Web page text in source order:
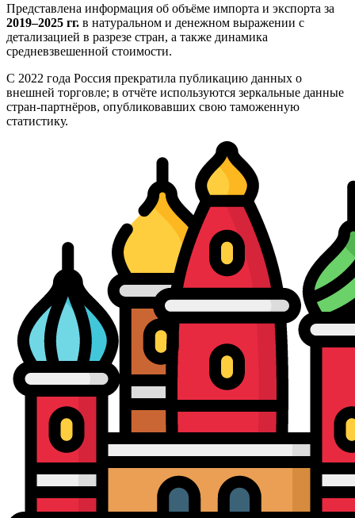
Представлена информация об объёме импорта и экспорта за
2019–2025 гг. в натуральном и денежном выражении с
детализацией в разрезе стран, а также динамика
средневзвешенной стоимости.
С 2022 года Россия прекратила публикацию данных о
внешней торговле; в отчёте используются зеркальные данные
стран-партнёров, опубликовавших свою таможенную
статистику.